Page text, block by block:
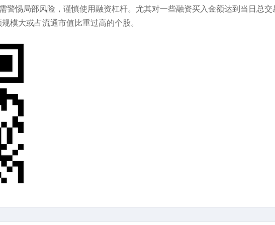
警惕局部风险，谨慎使用融资杠杆。尤其对一些融资买入金额达到当日总交
模大或占流通市值比重过高的个股。